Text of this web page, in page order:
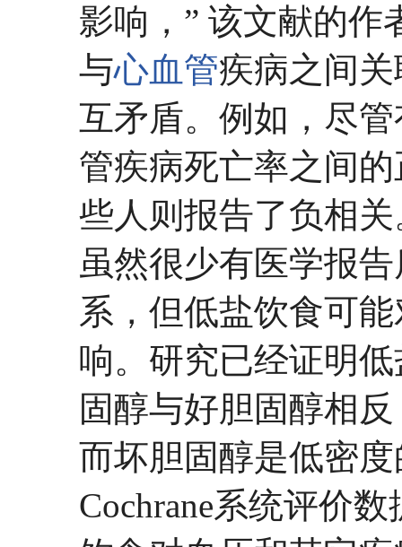
影响，” 该文献的作
与心血管疾病之间
互矛盾。例如，尽
管疾病死亡率之间
些人则报告了负相关
虽然很少有医学报
系，但低盐饮食可
响。研究已经证明
固醇与好胆固醇相
而坏胆固醇是低密
Cochrane系统评价